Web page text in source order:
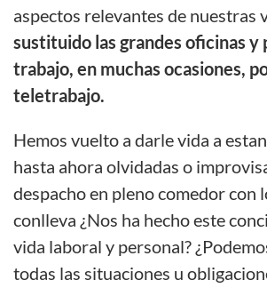
aspectos relevantes de nuestras
sustituido las grandes oficinas y
trabajo, en muchas ocasiones,
teletrabajo.
Hemos vuelto a darle vida a
hasta ahora olvidadas o
despacho en pleno comedor con
conlleva ¿Nos ha hecho este
vida laboral y personal?
todas las situaciones u